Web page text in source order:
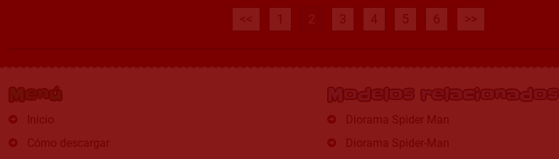
<< 1 2 3 4 5 6 >>
Menú
Inicio
Cómo descargar
Modelos relacionados
Diorama Spider Man
Diorama Spider-Man